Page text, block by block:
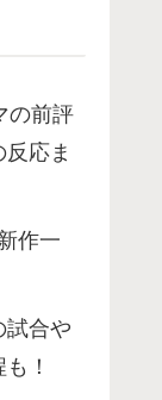
の前評
応ま
作一
試合や
！